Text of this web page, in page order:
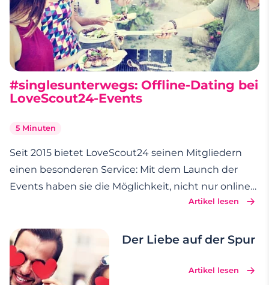
#singlesunterwegs: Offline-Dating bei
LoveScout24-Events
5 Minuten
Seit 2015 bietet LoveScout24 seinen Mitgliedern
einen besonderen Service: Mit dem Launch der
Events haben sie die Möglichkeit, nicht nur online
nach dem richtigen Partner zu suchen, sondern
Anfang 2016 kam mit der Erlebnisgeschenk-
Plattform meventi ein
Artikel lesen
Der Liebe auf der Spur
Artikel lesen